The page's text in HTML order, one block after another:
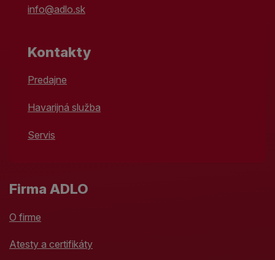
info@adlo.sk
Kontakty
Predajne
Havarijná služba
Servis
Firma ADLO
O firme
Atesty a certifikáty